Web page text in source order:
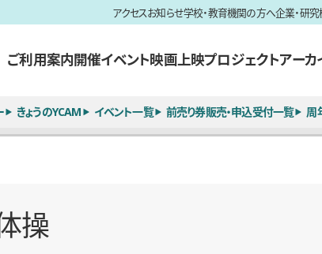
アクセスお知らせ学校・教育機関の方へ企業・研
ご利用案内開催イベント映画上映プロジェクトアーカ
きょうのYCAM イベント一覧 前売り券販売・申込受付一覧 周
操